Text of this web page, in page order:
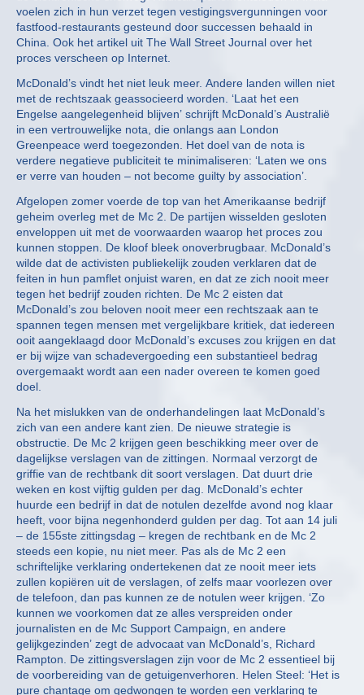
voelen zich in hun verzet tegen vestigingsvergunningen voor
fastfood-restaurants gesteund door successen behaald in
China. Ook het artikel uit The Wall Street Journal over het
proces verscheen op Internet.
McDonald’s vindt het niet leuk meer. Andere landen willen niet
met de rechtszaak geassocieerd worden. ‘Laat het een
Engelse aangelegenheid blijven’ schrijft McDonald’s Australië
in een vertrouwelijke nota, die onlangs aan London
Greenpeace werd toegezonden. Het doel van de nota is
verdere negatieve publiciteit te minimaliseren: ‘Laten we ons
er verre van houden – not become guilty by association’.
Afgelopen zomer voerde de top van het Amerikaanse bedrijf
geheim overleg met de Mc 2. De partijen wisselden gesloten
enveloppen uit met de voorwaarden waarop het proces zou
kunnen stoppen. De kloof bleek onoverbrugbaar. McDonald’s
wilde dat de activisten publiekelijk zouden verklaren dat de
feiten in hun pamflet onjuist waren, en dat ze zich nooit meer
tegen het bedrijf zouden richten. De Mc 2 eisten dat
McDonald’s zou beloven nooit meer een rechtszaak aan te
spannen tegen mensen met vergelijkbare kritiek, dat iedereen
ooit aangeklaagd door McDonald’s excuses zou krijgen en dat
er bij wijze van schadevergoeding een substantieel bedrag
overgemaakt wordt aan een nader overeen te komen goed
doel.
Na het mislukken van de onderhandelingen laat McDonald’s
zich van een andere kant zien. De nieuwe strategie is
obstructie. De Mc 2 krijgen geen beschikking meer over de
dagelijkse verslagen van de zittingen. Normaal verzorgt de
griffie van de rechtbank dit soort verslagen. Dat duurt drie
weken en kost vijftig gulden per dag. McDonald’s echter
huurde een bedrijf in dat de notulen dezelfde avond nog klaar
heeft, voor bijna negenhonderd gulden per dag. Tot aan 14 juli
– de 155ste zittingsdag – kregen de rechtbank en de Mc 2
steeds een kopie, nu niet meer. Pas als de Mc 2 een
schriftelijke verklaring ondertekenen dat ze nooit meer iets
zullen kopiëren uit de verslagen, of zelfs maar voorlezen over
de telefoon, dan pas kunnen ze de notulen weer krijgen. ‘Zo
kunnen we voorkomen dat ze alles verspreiden onder
journalisten en de Mc Support Campaign, en andere
gelijkgezinden’ zegt de advocaat van McDonald’s, Richard
Rampton. De zittingsverslagen zijn voor de Mc 2 essentieel bij
de voorbereiding van de getuigenverhoren. Helen Steel: ‘Het is
pure chantage om gedwongen te worden een verklaring te